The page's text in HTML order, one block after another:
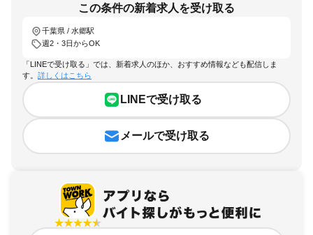
この条件の新着求人を受け取る
千葉県 / 水郷駅
週2・3日からOK
「LINEで受け取る」では、新着求人のほか、おすすめ情報なども配信しま
す。 詳しくはこちら
LINEで受け取る
メールで受け取る